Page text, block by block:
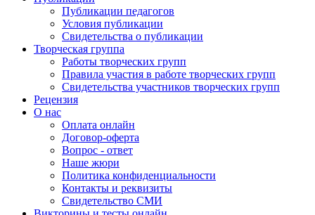
Публикации педагогов
Условия публикации
Свидетельства о публикации
Творческая группа
Работы творческих групп
Правила участия в работе творческих групп
Свидетельства участников творческих групп
Рецензия
О нас
Оплата онлайн
Договор-оферта
Вопрос - ответ
Наше жюри
Политика конфиденциальности
Контакты и реквизиты
Свидетельство СМИ